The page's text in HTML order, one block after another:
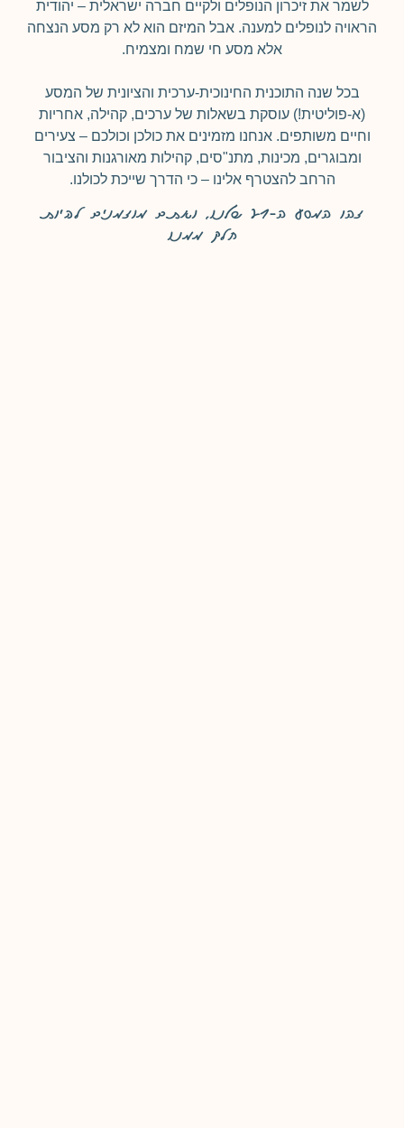
לשמר את זיכרון הנופלים ולקיים חברה ישראלית – יהודית
הראויה לנופלים למענה. אבל המיזם הוא לא רק מסע הנצחה
אלא מסע חי שמח ומצמיח.
בכל שנה התוכנית החינוכית-ערכית והציונית של המסע
(א-פוליטית!) עוסקת בשאלות של ערכים, קהילה, אחריות
וחיים משותפים. אנחנו מזמינים את כולכן וכולכם – צעירים
ומבוגרים, מכינות, מתנ"סים, קהילות מאורגנות והציבור
הרחב להצטרף אלינו – כי הדרך שייכת לכולנו.
זהו המסע ה-21 שלנו, ואתם מוזמנים להיות
חלק ממנו